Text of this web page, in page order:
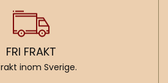
FRI FRAKT
inom Sverige.